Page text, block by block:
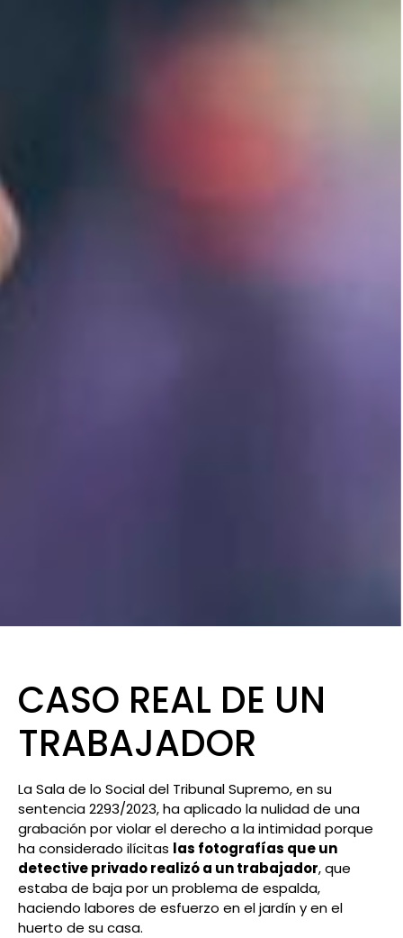
CASO REAL DE UN
TRABAJADOR
La Sala de lo Social del Tribunal Supremo, en su
sentencia 2293/2023, ha aplicado la nulidad de una
grabación por violar el derecho a la intimidad porque
ha considerado ilícitas las fotografías que un
detective privado realizó a un trabajador, que
estaba de baja por un problema de espalda,
haciendo labores de esfuerzo en el jardín y en el
huerto de su casa.